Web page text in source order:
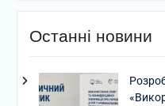
Останні новини